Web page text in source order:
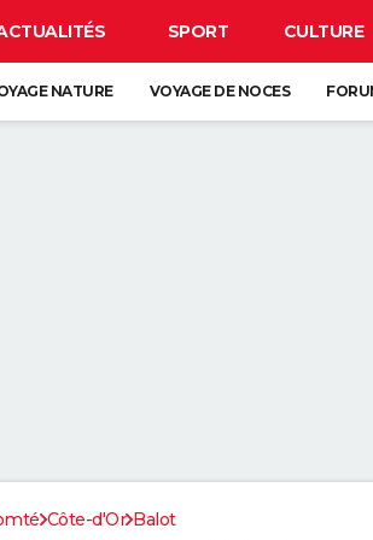
SPORT CULTURE
NATURE VOYAGE DE NOCES
Côte-d'Or Balot